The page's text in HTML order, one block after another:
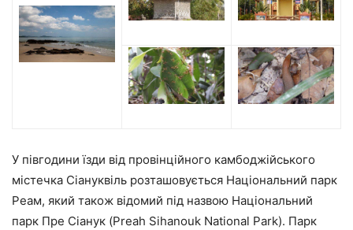
У півгодини їзди від провінційного камбоджійського
містечка Сіануквіль розташовується Національний парк
Реам, який також відомий під назвою Національний
парк Пре Сіанук (Preah Sihanouk National Park). Парк